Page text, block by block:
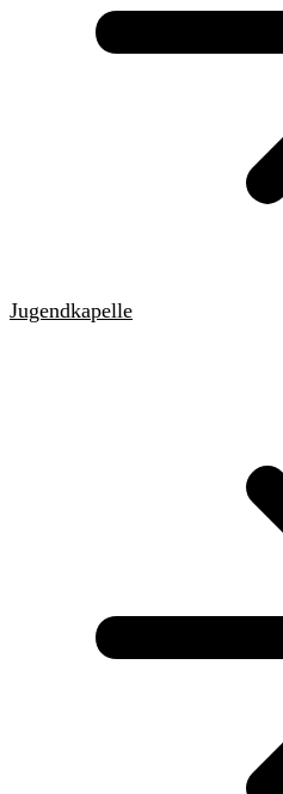
Jugendkapelle